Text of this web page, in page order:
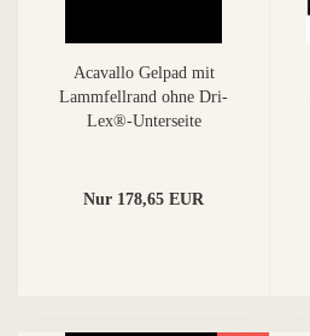
Acavallo Gelpad mit
Lammfellrand ohne Dri-
Lex®-Unterseite
Nur 178,65 EUR